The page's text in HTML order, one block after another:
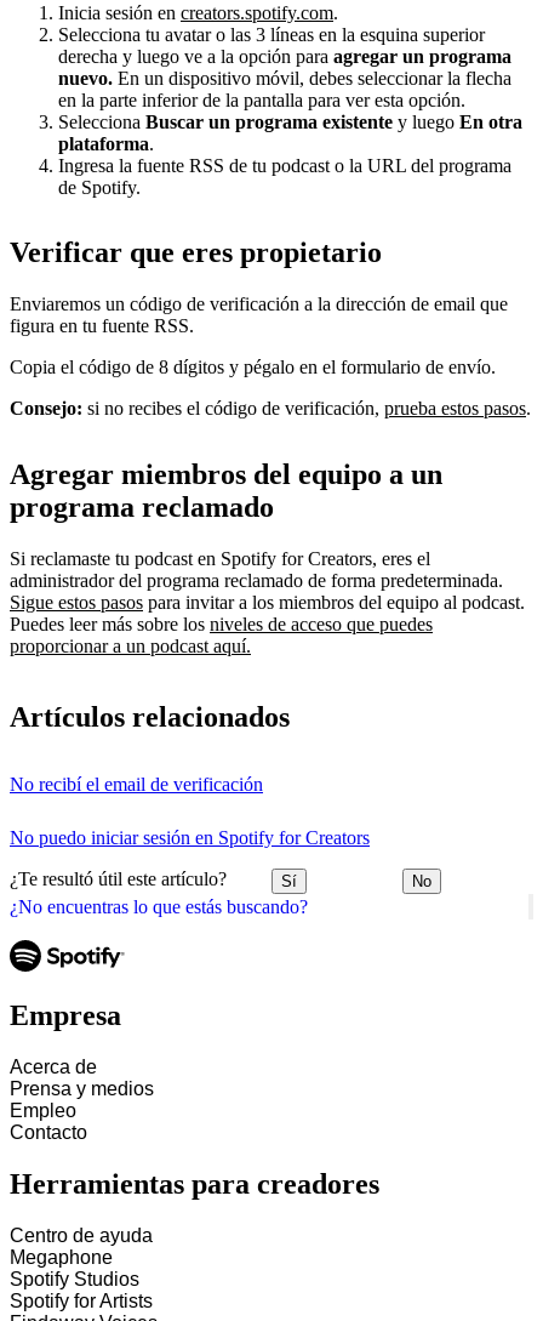
¿No encuentras lo que estás buscando?
Inicia sesión en creators.spotify.com.
Selecciona tu avatar o las 3 líneas en la esquina superior
derecha y luego ve a la opción para agregar un programa
nuevo. En un dispositivo móvil, debes seleccionar la flecha
en la parte inferior de la pantalla para ver esta opción.
Selecciona Buscar un programa existente y luego En otra
plataforma.
Ingresa la fuente RSS de tu podcast o la URL del programa
de Spotify.
Verificar que eres propietario
Enviaremos un código de verificación a la dirección de email que
figura en tu fuente RSS.
Copia el código de 8 dígitos y pégalo en el formulario de envío.
Consejo: si no recibes el código de verificación, prueba estos pasos.
Agregar miembros del equipo a un
programa reclamado
Si reclamaste tu podcast en Spotify for Creators, eres el
administrador del programa reclamado de forma predeterminada.
Sigue estos pasos para invitar a los miembros del equipo al podcast.
Puedes leer más sobre los niveles de acceso que puedes
proporcionar a un podcast aquí.
Artículos relacionados
No recibí el email de verificación
No puedo iniciar sesión en Spotify for Creators
¿Te resultó útil este artículo? Sí No
Empresa
Acerca de
Prensa y medios
Empleo
Contacto
Herramientas para creadores
Centro de ayuda
Megaphone
Spotify Studios
Spotify for Artists